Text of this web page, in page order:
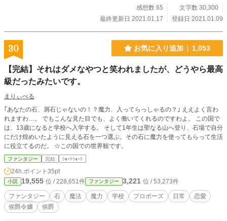
ーンなりの忠誠心ですので、その点ご理解の程よろしくお願いします。 ※HOT
１位ありがとうございます！(01/10 21:00) ※感想の取り扱いは近況ボードを参
感想数 65
文字数 30,300
最終更新日 2021.01.17
登録日 2021.01.09
30 お気に入り追加 1,053
【完結】それはダメなやつと笑われましたが、どうやら最高
級だったみたいです。
まりぃべる
｢あなたの石、屑石じゃないの！？魔力、入ってらっしゃるの？｣ ええよく言わ
れますわ…。 でもこんな見た目でも、よく働いてくれるのですわよ。 この国で
は、13歳になると学校へ入学する。 そして1年生は聖なる山へ登り、石場で自分
にだけ煌めいたように見える石を一つ選ぶ。その石に魔力を使ってもらって生活
に役立てるのだ。 ☆この国での世界観です。
ファンタジー 完結 ｼｮｰﾄｼｮｰﾄ
24h.ポイント 35pt
小説 19,555 位 / 228,651件 ファンタジー 3,221 位 / 53,273件
ファンタジー 石 魔法 魔力 学校 プロポーズ 日常
恋愛
侯爵令嬢
侯爵